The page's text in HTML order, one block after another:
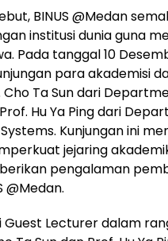
BINUS @Medan
institusi dunia guna
Pada tanggal 10
para akademisi
Cho Ta Sun dari
Hu Ya Ping dari
Kunjungan ini
jejaring
pengalaman
@Medan.
Guest Lecturer dalam